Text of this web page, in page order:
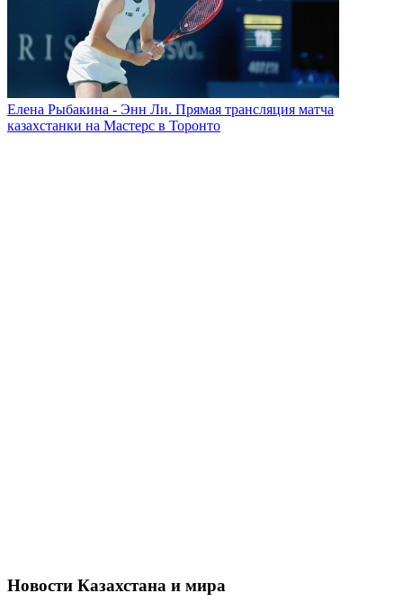
Елена Рыбакина - Энн Ли. Прямая трансляция матча
казахстанки на Мастерс в Торонто
Новости Казахстана и мира